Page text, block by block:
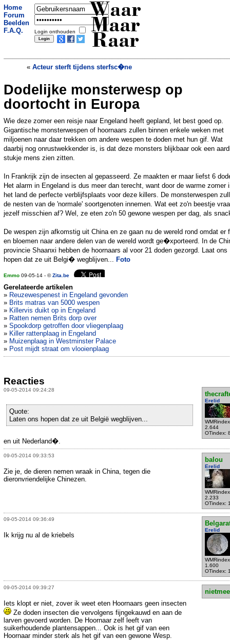
Home
Forum
Beelden
F.A.Q.
Login onthouden
Waar
Maar
Raar
« Acteur sterft tijdens sterfsc�ne
Australi� smult van miljonairsruzie
Dodelijke monsterwesp op
doortocht in Europa
Wie deze zomer een reisje naar Engeland heeft gepland, let best goed op.
Gigantische monsterwespen of hoornaars zullen binnen enkele weken met
miljoenen naar daar trekken om andere wespen te doden met hun gif. Wat
daarbij nog onrustwekkender is, is dat deze monsters blijkbaar ook een
stukje mens zien zitten.
In Frankrijk zijn de insecten al gepasseerd. Ze maakten er maar liefst 6
Het alarm in Engeland is dus meer dan terecht, want door de warme zomer
het land de perfecte verblijfsplaats voor deze killers. De monsterwespen
de nesten van de 'normale' soortgenoten innemen. Wat eet zo'n beestje
jezelf misschien af? Wel, ze eten zo'n 50 gewone wespen per dag, als
De wespen zijn afkomstig uit China en ze gaan nu de wereld rond omdat er
en bloemen naar andere delen van de wereld wordt ge�xporteerd. In de
provincie Shaanxi hebben de hoornaars al voor 21 doden gezorgd. Laat ons
hopen dat ze uit Belgi� wegblijven... Foto
Emmo 09-05-14 - ©Zita.be
Gerelateerde artikelen
» Reuzewespenest in Engeland gevonden
» Brits matras van 5000 wespen
» Killervis duikt op in Engeland
» Ratten nemen Brits dorp over
» Spookdorp getroffen door vliegenplaag
» Killer rattenplaag in Engeland
» Muizenplaag in Westminster Palace
» Post mijdt straat om vlooienplaag
Reacties
09-05-2014 09:24:28
Erelid
2.644
OTindex:
Quote:
Laten ons hopen dat ze uit België wegblijven...
en uit Nederland�.
09-05-2014 09:33:53
balou
Erelid
2.233
OTindex:
Zie je, de dieren nemen wraak in China, tegen die
dieronvriendelijke Chinezen.
09-05-2014 09:36:49
Erelid
1.600
OTindex:
Ik krijg nu al de kriebels
09-05-2014 09:39:27
Iets klopt er niet, zover ik weet eten Hoornaars geen insecten
Ze doden insecten die vervolgens fijngekauwd en aan de
larven gevoerd worden. De Hoornaar zelf leeft van
suikerhoudende plantensappen... Ook is het gif van een
Hoornaar minder sterk als het gif van een gewone Wesp.